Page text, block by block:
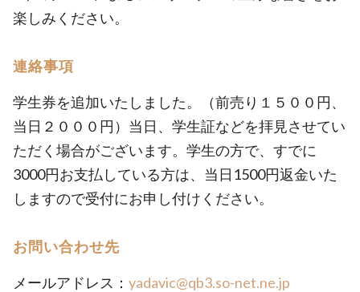
楽しみください。
連絡事項
学生券を追加いたしました。（前売り１５００円、
当日２０００円）当日、学生証などを拝見させてい
ただく場合がございます。学生の方で、すでに
3000円お支払している方は、当日1500円返金いた
しますので受付にお申し付けください。
お問い合わせ先
メールアドレス： yadavic@qb3.so-net.ne.jp